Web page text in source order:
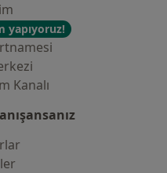
yapıyoruz!
Kanalı